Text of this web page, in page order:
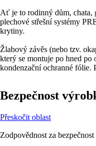
Ať je to rodinný dům, chata,
plechové střešní systémy
krytiny.
Žlabový závěs (nebo tzv.
který se montuje po hned po
kondenzační ochranné fólie.
Bezpečnost
Přeskočit oblast
Zodpovědnost za